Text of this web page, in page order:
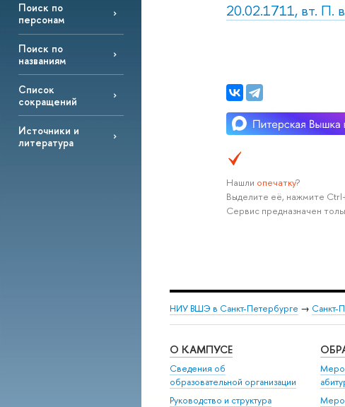
Поиск по
персонам
Поиск по
названиям
Список
сокращений
Источники и
литература
20.02.1711, вт. П.
Нашли опечатку?
Выделите её, нажмите
Сервис предназначен
НИУ ВШЭ в Санкт-Петербурге → Санкт-
О КАМПУСЕ
Сведения об
образовательной организации
Руководство и структура